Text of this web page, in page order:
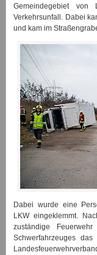
Gemeindegebiet von
Verkehrsunfall. Dabei
und kam im
Dabei wurde eine
LKW eingeklemmt.
zuständige
Schwerfahrzeuges das